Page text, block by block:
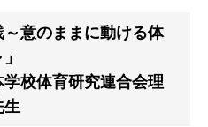
～意のままに動ける体
校体育研究連合会理